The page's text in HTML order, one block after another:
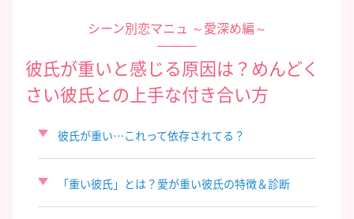
シーン別恋マニュ ～愛深め編～
彼氏が重いと感じる原因は？めんどく
さい彼氏との上手な付き合い方
彼氏が重い…これって依存されてる？
「重い彼氏」とは？愛が重い彼氏の特徴＆診断